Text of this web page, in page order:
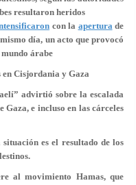
resultaron heridos
con la aperturade
día, un acto que provocó
árabe
Cisjordania y Gaza
advirtió sobre la escalada
e incluso en las cárceles
es el resultado de los
al movimiento Hamas, que